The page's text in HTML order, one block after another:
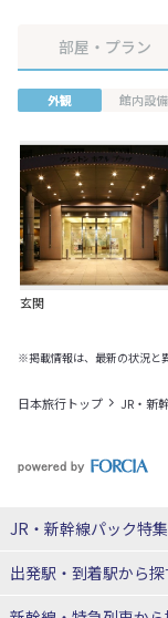
部屋・プラン
外観 館内設備
玄関
※掲載情報は、最新の状況と
日本旅行トップ JR・新
JR・新幹線パック特集
JR・新幹線＋ホテルパ
出発駅・到着駅から探